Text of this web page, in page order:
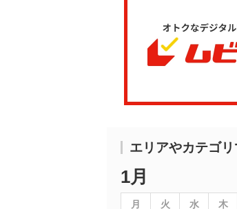
エリアやカテゴ
1月
月 火 水 木